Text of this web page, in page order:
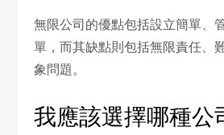
無限公司的優點包括設立簡單、
單，而其缺點則包括無限責任、
象問題。
我應該選擇哪種公